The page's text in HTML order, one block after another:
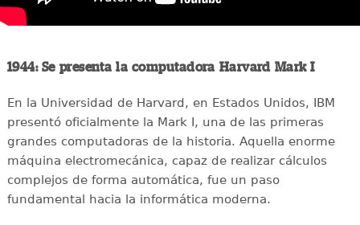
1944: Se presenta la computadora Harvard Mark I
En la Universidad de Harvard, en Estados Unidos, IBM
presentó oficialmente la Mark I, una de las primeras
grandes computadoras de la historia. Aquella enorme
máquina electromecánica, capaz de realizar cálculos
complejos de forma automática, fue un paso
fundamental hacia la informática moderna.